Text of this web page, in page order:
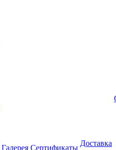
Галерея Сертификаты
Доставка